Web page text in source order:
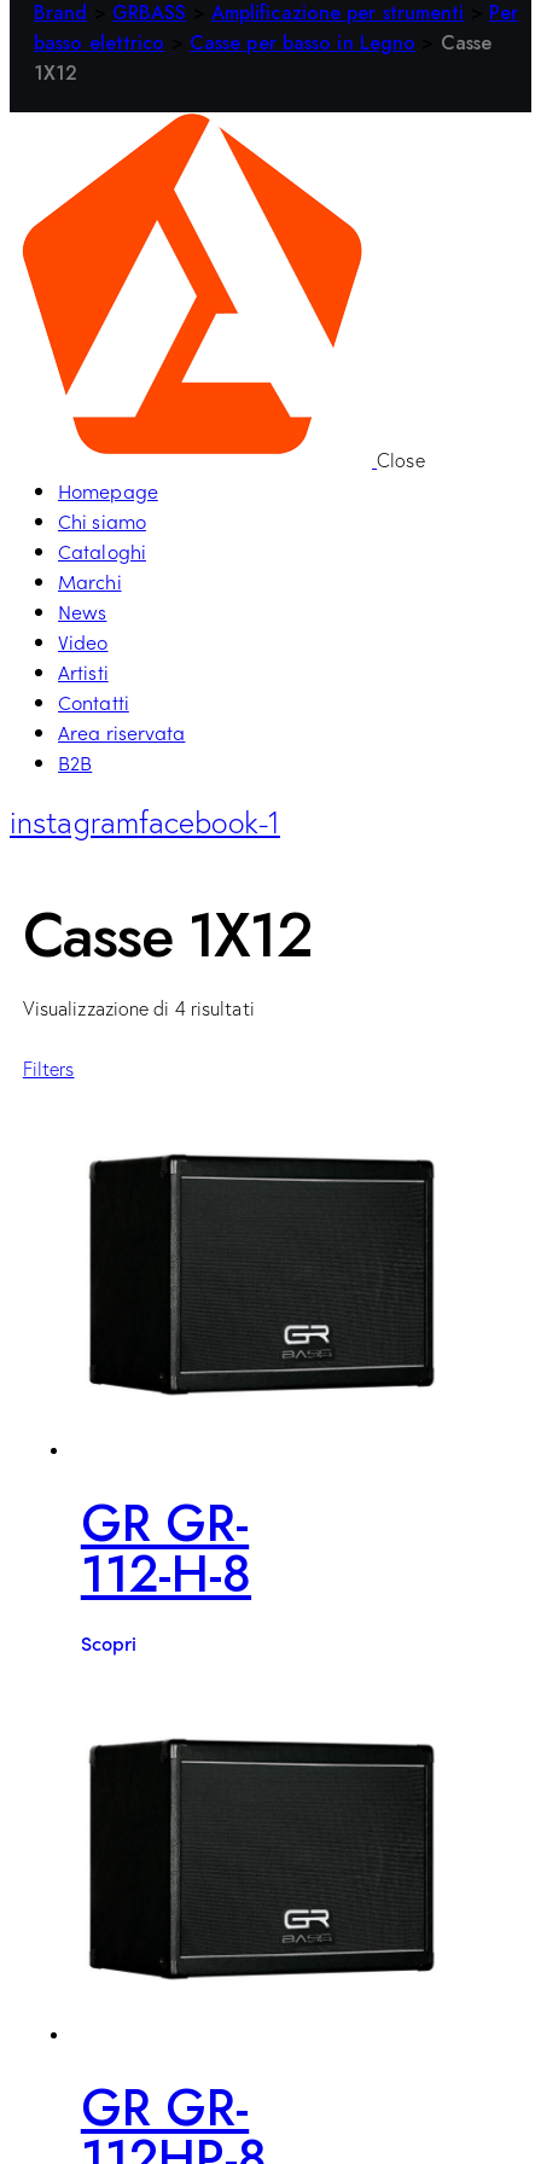
Brand GRBASS Amplificazione per strumenti
Per
basso elettrico
Casse per basso in Legno
Casse
1X12
Close
Homepage
Chi siamo
Cataloghi
Marchi
News
Video
Artisti
Contatti
Area riservata
B2B
instagramfacebook-1
Casse 1X12
Visualizzazione di 4 risultati
Filters
GR GR-
112-H-8
Scopri
GR GR-